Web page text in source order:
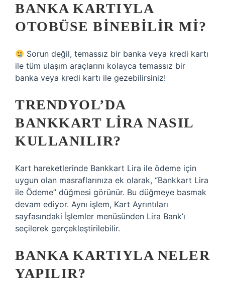
BANKA KARTIYLA
OTOBÜSE BINEBILIR MI?
Sorun değil, temassız bir banka veya kredi kartı
ile tüm ulaşım araçlarını kolayca temassız bir
banka veya kredi kartı ile gezebilirsiniz!
TRENDYOL’DA
BANKKART LIRA NASIL
KULLANILIR?
Kart hareketlerinde Bankkart Lira ile ödeme için
uygun olan masraflarınıza ek olarak, “Bankkart Lira
ile Ödeme” düğmesi görünür. Bu düğmeye basmak
devam ediyor. Aynı işlem, Kart Ayrıntıları
sayfasındaki İşlemler menüsünden Lira Bank’ı
seçilerek gerçekleştirilebilir.
BANKA KARTIYLA NELER
YAPILIR?